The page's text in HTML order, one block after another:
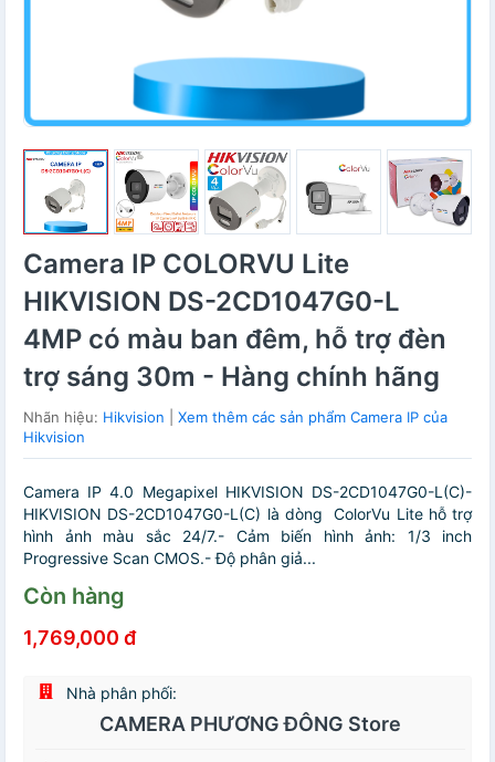
Camera IP COLORVU Lite
HIKVISION DS-2CD1047G0-L
4MP có màu ban đêm, hỗ trợ đèn
trợ sáng 30m - Hàng chính hãng
Nhãn hiệu: Hikvision
Xem thêm các sản phẩm Camera IP của
Hikvision
Camera IP 4.0 Megapixel HIKVISION DS-2CD1047G0-L(C)-
HIKVISION DS-2CD1047G0-L(C) là dòng ColorVu Lite hỗ trợ
hình ảnh màu sắc 24/7.- Cảm biến hình ảnh: 1/3 inch
Progressive Scan CMOS.- Độ phân giả...
Còn hàng
1,769,000 đ
Nhà phân phối:
CAMERA PHƯƠNG ĐÔNG Store